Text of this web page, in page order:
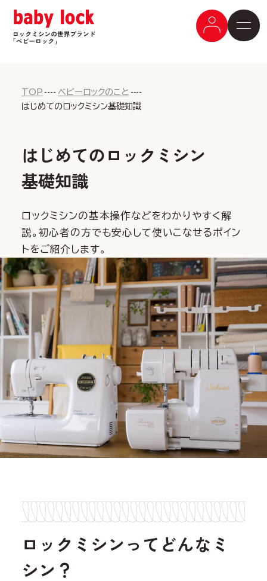
TOP
ベビーロックのこと
はじめてのロックミシン基礎知識
はじめてのロックミシン
基礎知識
ロックミシンの基本操作などをわかりやすく解
説。初心者の方でも安心して使いこなせるポイン
トをご紹介します。
ロックミシンってどんなミ
シン？